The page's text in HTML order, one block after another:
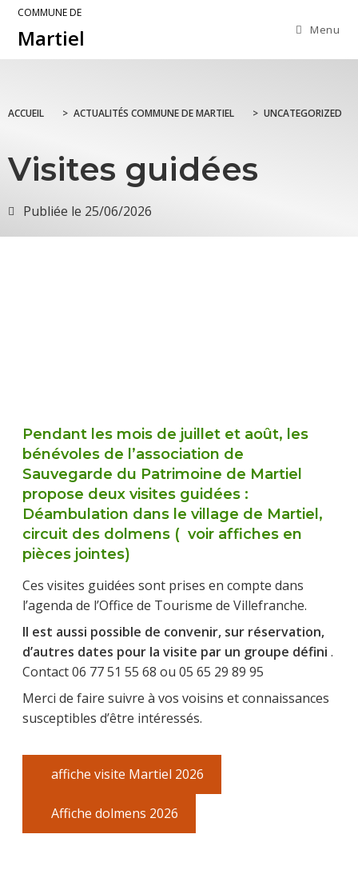
COMMUNE DE
Martiel Menu
ACCUEIL > ACTUALITÉS COMMUNE DE MARTIEL > UNCATEGORIZED
Visites guidées
Publiée le 25/06/2026
Pendant les mois de juillet et août, les
bénévoles de l’association de
Sauvegarde du Patrimoine de Martiel
propose deux visites guidées :
Déambulation dans le village de Martiel,
circuit des dolmens ( voir affiches en
pièces jointes)
Ces visites guidées sont prises en compte dans
l’agenda de l’Office de Tourisme de Villefranche.
Il est aussi possible de convenir, sur réservation,
d’autres dates pour la visite par un groupe défini .
Contact 06 77 51 55 68 ou 05 65 29 89 95
Merci de faire suivre à vos voisins et connaissances
susceptibles d’être intéressés.
affiche visite Martiel 2026
Affiche dolmens 2026